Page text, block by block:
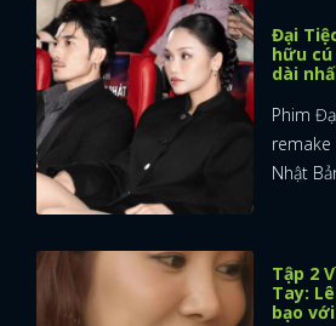
Đại
hữu
dài
Phim
remake
Nhật
Tập 2
Tay:
bạo